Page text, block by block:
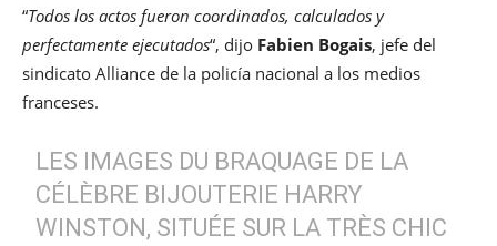
“Todos los actos fueron coordinados, calculados y
perfectamente ejecutados“, dijo Fabien Bogais, jefe del
sindicato Alliance de la policía nacional a los medios
franceses.
LES IMAGES DU BRAQUAGE DE LA
CÉLÈBRE BIJOUTERIE HARRY
WINSTON, SITUÉE SUR LA TRÈS CHIC